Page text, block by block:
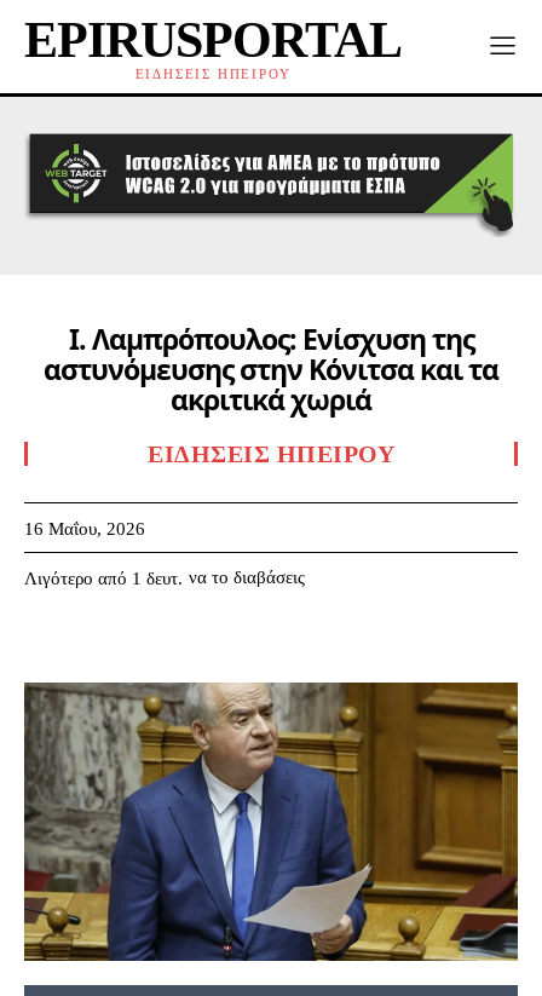
EPIRUSPORTAL
ΕΙΔΗΣΕΙΣ ΗΠΕΙΡΟΥ
Ι. Λαμπρόπουλος: Ενίσχυση της
αστυνόμευσης στην Κόνιτσα και τα
ακριτικά χωριά
ΕΙΔΉΣΕΙΣ ΗΠΕΊΡΟΥ
16 Μαΐου, 2026
Λιγότερο από 1 δευτ. να το διαβάσεις